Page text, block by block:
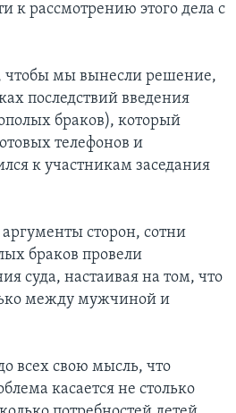
к рассмотрению этого дела с
чтобы мы вынесли решение,
последствий введения
браков), который
телефонов и
к участникам заседания
сторон, сотни
браков провели
суда, настаивая на том, что
между мужчиной и
всех свою мысль, что
касается не столько